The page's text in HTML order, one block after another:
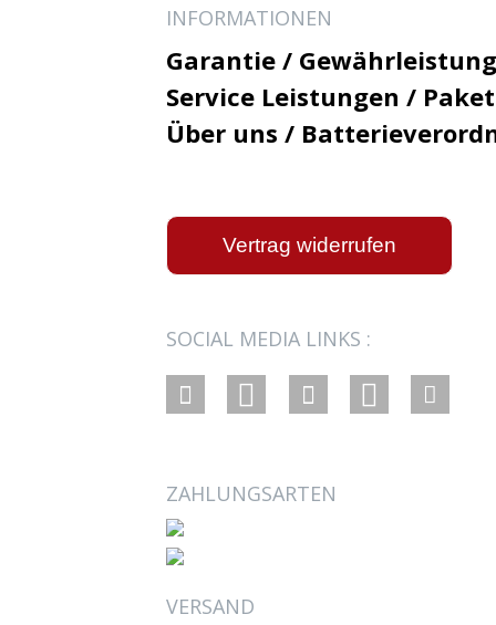
INFORMATIONEN
Garantie /
Service Leistungen /
Über uns /
Vertrag widerrufen
SOCIAL MEDIA LINKS :
ZAHLUNGSARTEN
VERSAND